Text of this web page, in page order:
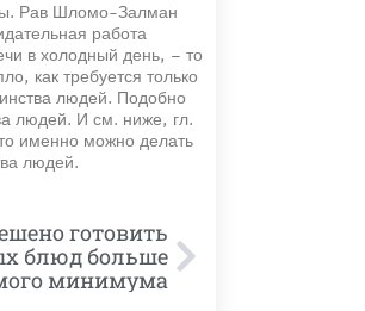
Рав Шломо-Залман
работа
в холодный день, – то
как требуется только
людей. Подобно
людей. И см. ниже, гл.
именно можно делать
людей.
готовить
блюд больше
минимума